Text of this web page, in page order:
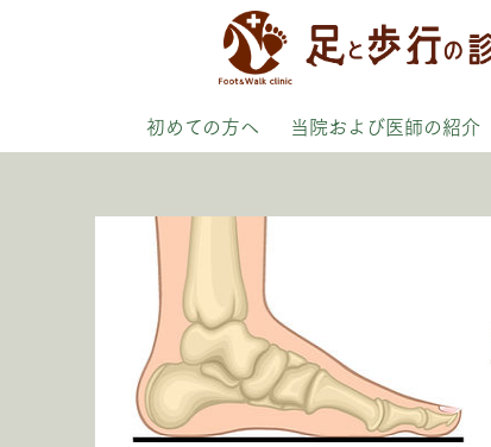
初めての方へ 当院および医師の紹介